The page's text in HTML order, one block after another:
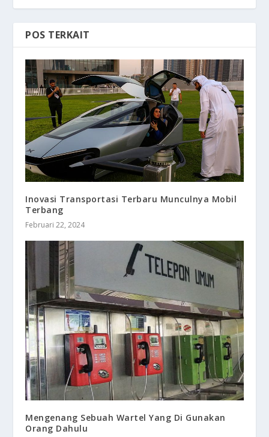
POS TERKAIT
Inovasi Transportasi Terbaru Munculnya Mobil
Terbang
Februari 22, 2024
Mengenang Sebuah Wartel Yang Di Gunakan
Orang Dahulu